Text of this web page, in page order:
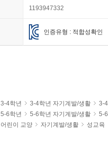
1193947332
인증유형 : 적합성확인
3-4학년 3-4학년 자기계발/생활
3-
5-6학년 5-6학년 자기계발/생활
5-
어린이 교양 자기계발/생활 성교육